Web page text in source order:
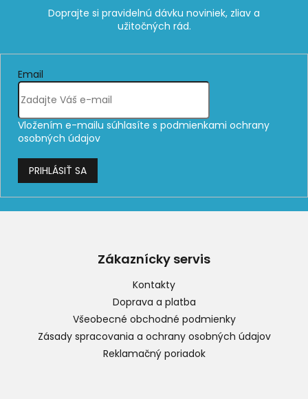
Email
Vložením e-mailu súhlasíte s podmienkami ochrany
osobných údajov
PRIHLÁSIŤ SA
Zákaznícky servis
Kontakty
Doprava a platba
Všeobecné obchodné podmienky
Zásady spracovania a ochrany osobných údajov
Reklamačný poriadok